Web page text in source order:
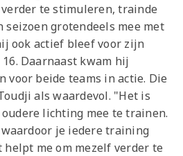
te stimuleren, trainde
seizoen grotendeels mee met
ook actief bleef voor zijn
Daarnaast kwam hij
voor beide teams in actie. Die
als waardevol. "Het is
lichting mee te trainen.
je iedere training
me om mezelf verder te